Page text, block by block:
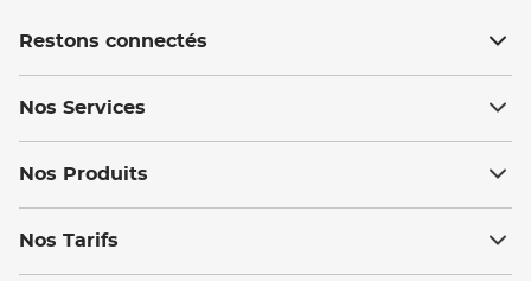
Restons connectés
Nos Services
Nos Produits
Nos Tarifs